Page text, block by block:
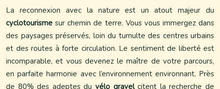
La reconnexion avec la nature est un atout majeur du
cyclotourismesur chemin de terre. Vous vous immergez dans
des paysages préservés, loin du tumulte des centres urbains
et des routes à forte circulation. Le sentiment de liberté est
incomparable, et vous devenez le maître de votre parcours,
en parfaite harmonie avec l’environnement environnant. Près
de 80% des adeptes du vélo gravelcitent la recherche de